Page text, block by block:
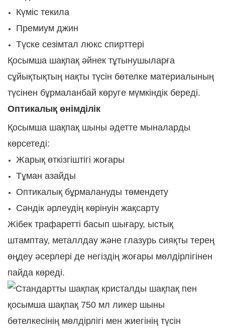
Күміс текила
Премиум джин
Түске сезімтал люкс спирттері
Қосымша шақпақ әйнек тұтынушыларға
сұйықтықтың нақты түсін бөтелке материалының
түсінен бұрмаланбай көруге мүмкіндік береді.
Оптикалық өнімділік
Қосымша шақпақ шыны әдетте мыналарды
көрсетеді:
Жарық өткізгіштігі жоғары
Тұман азайды
Оптикалық бұрмалануды төмендету
Сәндік әрлеудің көрінуін жақсарту
Жібек трафаретті басып шығару, ыстық
штамптау, металлдау және глазурь сияқты терең
өңдеу әсерлері де негіздің жоғары мөлдірлігінен
пайда көреді.